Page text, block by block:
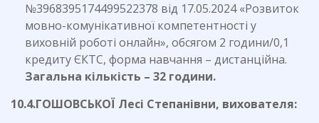
№3968395174499522378 від 17.05.2024 «Розвиток
мовно-комунікативної компетентності у
виховній роботі онлайн», обсягом 2 години/0,1
кредиту ЄКТС, форма навчання – дистанційна.
Загальна кількість – 32 години.
10.4.ГОШОВСЬКОЇ Лесі Степанівни, вихователя: